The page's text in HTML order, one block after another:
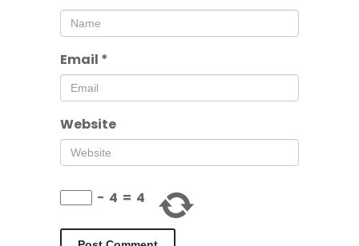
Email *
Website
− 4 = 4